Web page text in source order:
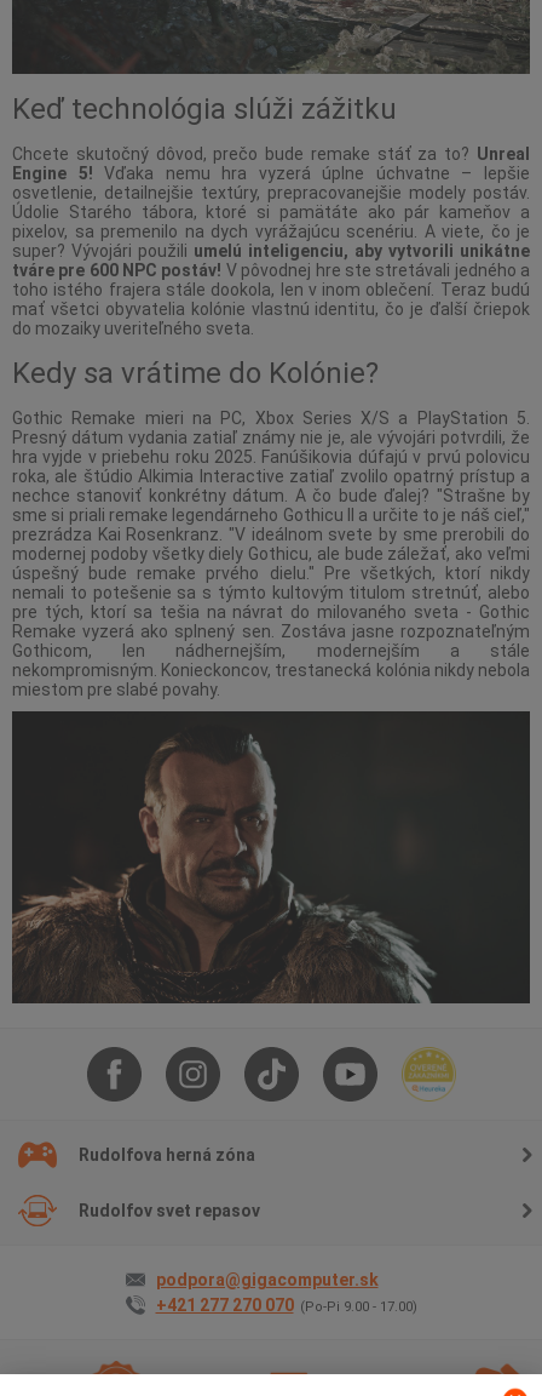
Keď technológia slúži zážitku
Chcete skutočný dôvod, prečo bude remake stáť za to? Unreal
Engine 5! Vďaka nemu hra vyzerá úplne úchvatne – lepšie
osvetlenie, detailnejšie textúry, prepracovanejšie modely postáv.
Údolie Starého tábora, ktoré si pamätáte ako pár kameňov a
pixelov, sa premenilo na dych vyrážajúcu scenériu. A viete, čo je
super? Vývojári použili umelú inteligenciu, aby vytvorili unikátne
tváre pre 600 NPC postáv! V pôvodnej hre ste stretávali jedného a
toho istého frajera stále dookola, len v inom oblečení. Teraz budú
mať všetci obyvatelia kolónie vlastnú identitu, čo je ďalší čriepok
do mozaiky uveriteľného sveta.
Kedy sa vrátime do Kolónie?
Gothic Remake mieri na PC, Xbox Series X/S a PlayStation 5.
Presný dátum vydania zatiaľ známy nie je, ale vývojári potvrdili, že
hra vyjde v priebehu roku 2025. Fanúšikovia dúfajú v prvú polovicu
roka, ale štúdio Alkimia Interactive zatiaľ zvolilo opatrný prístup a
nechce stanoviť konkrétny dátum. A čo bude ďalej? "Strašne by
sme si priali remake legendárneho Gothicu II a určite to je náš cieľ,"
prezrádza Kai Rosenkranz. "V ideálnom svete by sme prerobili do
modernej podoby všetky diely Gothicu, ale bude záležať, ako veľmi
úspešný bude remake prvého dielu." Pre všetkých, ktorí nikdy
nemali to potešenie sa s týmto kultovým titulom stretnúť, alebo
pre tých, ktorí sa tešia na návrat do milovaného sveta - Gothic
Remake vyzerá ako splnený sen. Zostáva jasne rozpoznateľným
Gothicom, len nádhernejším, modernejším a stále
nekompromisným. Konieckoncov, trestanecká kolónia nikdy nebola
miestom pre slabé povahy.
Rudolfova herná zóna
Rudolfov svet repasov
podpora@gigacomputer.sk
+421 277 270 070 (Po-Pi 9.00 - 17.00)